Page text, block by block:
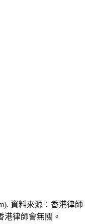
資料來源：香港律師
港律師會無關。